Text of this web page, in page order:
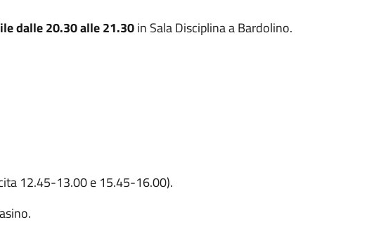
dalle 20.30 alle 21.30in Sala Disciplina a Bardolino.
12.45-13.00 e 15.45-16.00).